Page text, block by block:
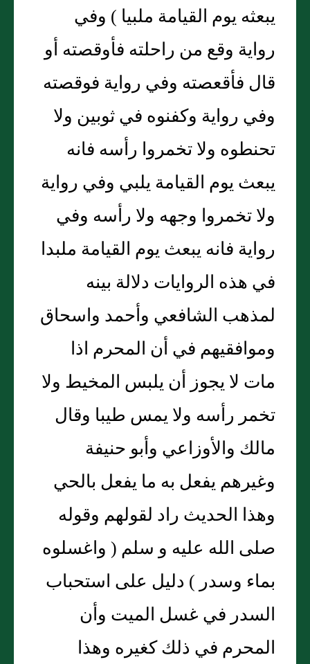
يبعثه يوم القيامة ملبيا ) وفي
رواية وقع من راحلته فأوقصته أو
قال فأقعصته وفي رواية فوقصته
وفي رواية وكفنوه في ثوبين ولا
تحنطوه ولا تخمروا رأسه فانه
يبعث يوم القيامة يلبي وفي رواية
ولا تخمروا وجهه ولا رأسه وفي
رواية فانه يبعث يوم القيامة ملبدا
في هذه الروايات دلالة بينه
لمذهب الشافعي وأحمد واسحاق
وموافقيهم في أن المحرم اذا
مات لا يجوز أن يلبس المخيط ولا
تخمر رأسه ولا يمس طيبا وقال
مالك والأوزاعي وأبو حنيفة
وغيرهم يفعل به ما يفعل بالحي
وهذا الحديث راد لقولهم وقوله
صلى الله عليه و سلم ( واغسلوه
بماء وسدر ) دليل على استحباب
السدر في غسل الميت وأن
المحرم في ذلك كغيره وهذا